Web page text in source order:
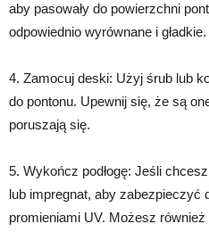
aby pasowały do powierzchni
odpowiednio wyrównane i gładkie.
4. Zamocuj deski: Użyj śrub lub
do pontonu. Upewnij się, że są
poruszają się.
5. Wykończ podłogę: Jeśli
lub impregnat, aby zabezpieczyć
promieniami UV. Możesz